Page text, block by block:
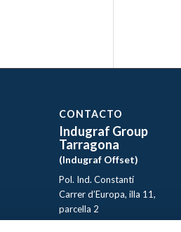
CONTACTO
Indugraf Group
Tarragona
(Indugraf Offset)
Pol. Ind. Constantí
Carrer d’Europa, illa 11,
parcella 2
43120, Tarragona